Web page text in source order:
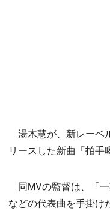
湯木慧が、新レーベ
リースした新曲「拍手
同MVの監督は、「
などの代表曲を手掛け